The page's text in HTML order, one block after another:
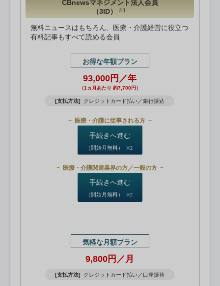
CBnewsマネジメント法人会員
（3ID）
※1
無料ニュースはもちろん、医療・介護経営に役立つ
有料記事もすべて読める会員
お得な年額プラン
93,000円／年
（1ヵ月あたり 約7,700円）
[支払方法] クレジットカード払い／銀行振込
医療・介護に従事される方
手続きへ進む
（開始月無料） ※2
医療・介護関連業界の方／一般の方
手続きへ進む
（開始月無料） ※2
気軽な月額プラン
9,800円／月
[支払方法] クレジットカード払い／口座振替